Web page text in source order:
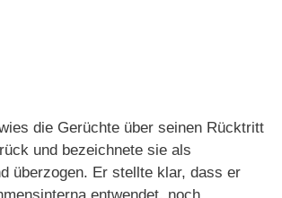
die Gerüchte über seinen Rücktritt
und bezeichnete sie als
überzogen. Er stellte klar, dass er
entwendet, noch